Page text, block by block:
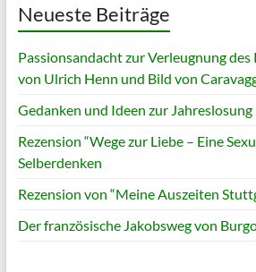
Neueste Beiträge
Passionsandacht zur Verleugnung
von Ulrich Henn und Bild von
Gedanken und Ideen zur
Rezension “Wege zur Liebe – Eine
Selberdenken
Rezension von “Meine Auszeiten
Der französische Jakobsweg von